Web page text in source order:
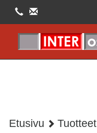
Etusivu Tuotteet